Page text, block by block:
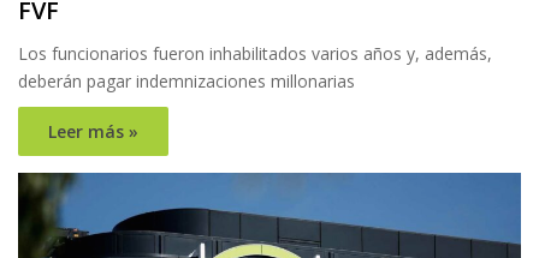
FVF
Los funcionarios fueron inhabilitados varios años y, además,
deberán pagar indemnizaciones millonarias
Leer más »